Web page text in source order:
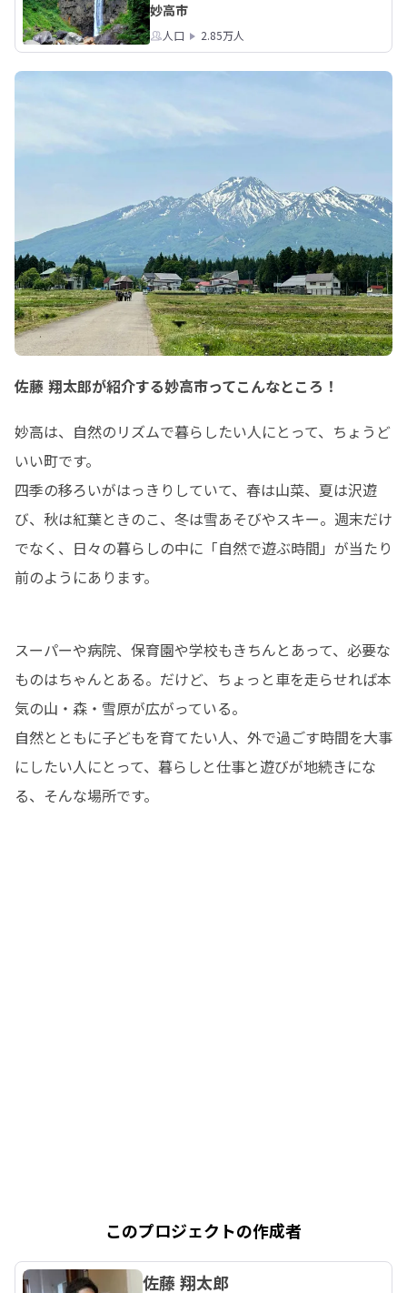
妙高市
人口 2.85万人
佐藤 翔太郎が紹介する妙高市ってこんなところ！
妙高は、自然のリズムで暮らしたい人にとって、ちょうど
いい町です。
四季の移ろいがはっきりしていて、春は山菜、夏は沢遊
び、秋は紅葉ときのこ、冬は雪あそびやスキー。週末だけ
でなく、日々の暮らしの中に「自然で遊ぶ時間」が当たり
前のようにあります。
スーパーや病院、保育園や学校もきちんとあって、必要な
ものはちゃんとある。だけど、ちょっと車を走らせれば本
気の山・森・雪原が広がっている。
自然とともに子どもを育てたい人、外で過ごす時間を大事
にしたい人にとって、暮らしと仕事と遊びが地続きにな
る、そんな場所です。
このプロジェクトの作成者
佐藤 翔太郎